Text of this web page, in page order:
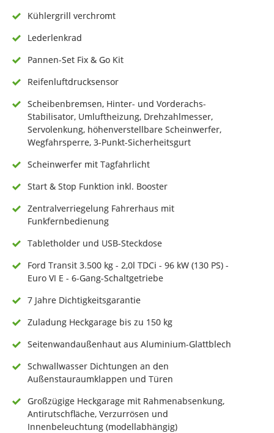
Kühlergrill verchromt
Lederlenkrad
Pannen-Set Fix & Go Kit
Reifenluftdrucksensor
Scheibenbremsen, Hinter- und Vorderachs-
Stabilisator, Umluftheizung, Drehzahlmesser,
Servolenkung, höhenverstellbare Scheinwerfer,
Wegfahrsperre, 3-Punkt-Sicherheitsgurt
Scheinwerfer mit Tagfahrlicht
Start & Stop Funktion inkl. Booster
Zentralverriegelung Fahrerhaus mit
Funkfernbedienung
Tabletholder und USB-Steckdose
Ford Transit 3.500 kg - 2,0l TDCi - 96 kW (130 PS) -
Euro VI E - 6-Gang-Schaltgetriebe
7 Jahre Dichtigkeitsgarantie
Zuladung Heckgarage bis zu 150 kg
Seitenwandaußenhaut aus Aluminium-Glattblech
Schwallwasser Dichtungen an den
Außenstauraumklappen und Türen
Großzügige Heckgarage mit Rahmenabsenkung,
Antirutschfläche, Verzurrösen und
Innenbeleuchtung (modellabhängig)